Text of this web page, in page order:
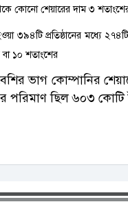
কোনো শেয়ারের দাম ৩
৩৯৪টি প্রতিষ্ঠানের মধ্যে
১০ শতাংশের
ভাগ কোম্পানির
পরিমাণ ছিল ৬০৩ কোটি